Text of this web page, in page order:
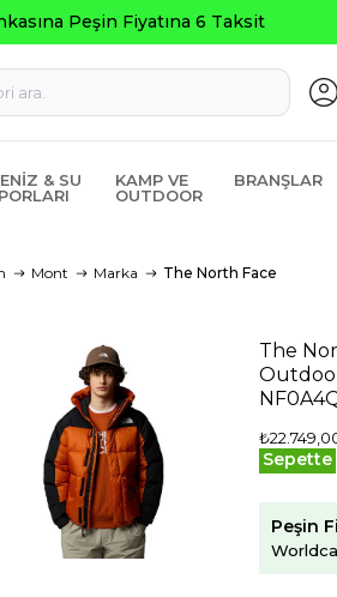
& SU
KAMP VE
OUTDOOR
BRANŞLAR
Mont Marka The North Face
The
Sepette
Peşin